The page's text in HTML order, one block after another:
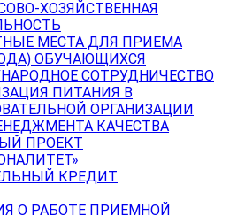
ХОЗЯЙСТВЕННАЯ
МЕСТА ДЛЯ ПРИЕМА
ОБУЧАЮЩИХСЯ
СОТРУДНИЧЕСТВО
ПИТАНИЯ В
ОРГАНИЗАЦИИ
КАЧЕСТВА
ПРОЕКТ
КРЕДИТ
О РАБОТЕ ПРИЕМНОЙ